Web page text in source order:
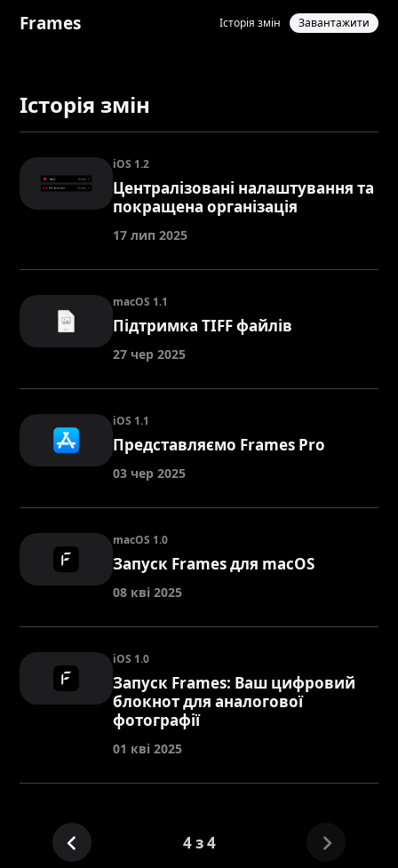
Frames Історія змін Завантажити
Історія змін
iOS 1.2
Централізовані налаштування та
покращена організація
17 лип 2025
macOS 1.1
Підтримка TIFF файлів
27 чер 2025
iOS 1.1
Представляємо Frames Pro
03 чер 2025
macOS 1.0
Запуск Frames для macOS
08 кві 2025
iOS 1.0
Запуск Frames: Ваш цифровий
блокнот для аналогової
фотографії
01 кві 2025
4 з 4